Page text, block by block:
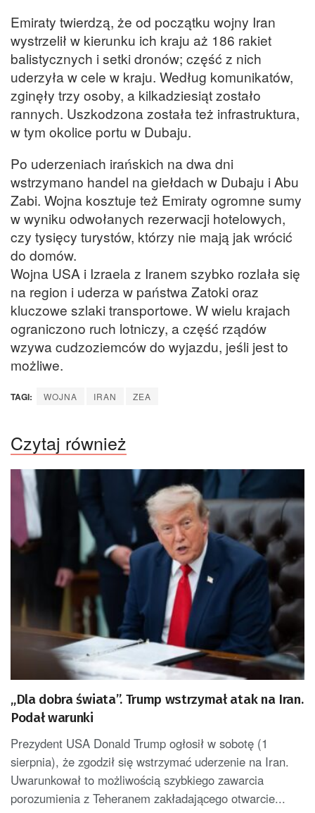
Emiraty twierdzą, że od początku wojny Iran
wystrzelił w kierunku ich kraju aż 186 rakiet
balistycznych i setki dronów; część z nich
uderzyła w cele w kraju. Według komunikatów,
zginęły trzy osoby, a kilkadziesiąt zostało
rannych. Uszkodzona została też infrastruktura,
w tym okolice portu w Dubaju.
Po uderzeniach irańskich na dwa dni
wstrzymano handel na giełdach w Dubaju i Abu
Zabi. Wojna kosztuje też Emiraty ogromne sumy
w wyniku odwołanych rezerwacji hotelowych,
czy tysięcy turystów, którzy nie mają jak wrócić
do domów.
Wojna USA i Izraela z Iranem szybko rozlała się
na region i uderza w państwa Zatoki oraz
kluczowe szlaki transportowe. W wielu krajach
ograniczono ruch lotniczy, a część rządów
wzywa cudzoziemców do wyjazdu, jeśli jest to
możliwe.
TAGI: WOJNA IRAN ZEA
Czytaj również
„Dla dobra świata”. Trump wstrzymał atak na Iran.
Podał warunki
Prezydent USA Donald Trump ogłosił w sobotę (1
sierpnia), że zgodził się wstrzymać uderzenie na Iran.
Uwarunkował to możliwością szybkiego zawarcia
porozumienia z Teheranem zakładającego otwarcie...